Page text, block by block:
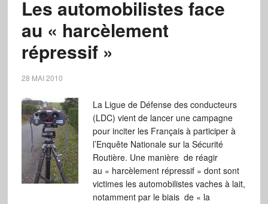
Les automobilistes face
au « harcèlement
répressif »
28 MAI 2010
La Ligue de Défense des conducteurs
(LDC) vient de lancer une campagne
pour inciter les Français à participer à
l’Enquête Nationale sur la Sécurité
Routière. Une manière de réagir
au « harcèlement répressif » dont sont
victimes les automobilistes vaches à lait,
notamment par le biais de « la